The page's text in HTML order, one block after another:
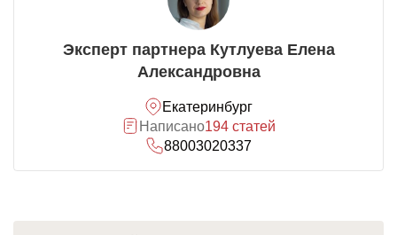
Эксперт партнера Кутлуева Елена
Александровна
Екатеринбург
Написано194 статей
88003020337